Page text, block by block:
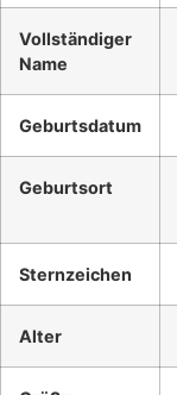
Vollständiger
Name
Geburtsdatum
Geburtsort
Sternzeichen
Alter